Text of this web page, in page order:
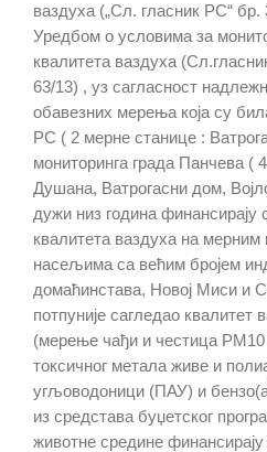
ваздуха („Сл. гласник РС“ бр.
Уредбом о условима за
квалитета ваздуха
63/13) , уз сагласност
обавезних мерења која су
РС ( 2 мерне станице :
мониторинга града Панчева (
Душана, Ватрогасни дом,
дужи низ година
квалитета ваздуха на мерним
насељима са већим бројем
домаћинстава, Новој Миси и
потпуније сагледао квалитет
(мерење чађи и честица
токсичног метала живе и
угљоводоници (ПАУ) и
из средстава буџетског
животне средине